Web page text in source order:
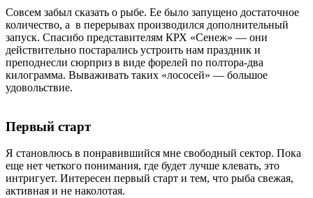
Совсем забыл сказать о рыбе. Ее было запущено достаточное
количество, а в перерывах производился дополнительный
запуск. Спасибо представителям КРХ «Сенеж» — они
действительно постарались устроить нам праздник и
преподнесли сюрприз в виде форелей по полтора-два
килограмма. Вываживать таких «лососей» — большое
удовольствие.
Первый старт
Я становлюсь в понравившийся мне свободный сектор. Пока
еще нет четкого понимания, где будет лучше клевать, это
интригует. Интересен первый старт и тем, что рыба свежая,
активная и не наколотая.